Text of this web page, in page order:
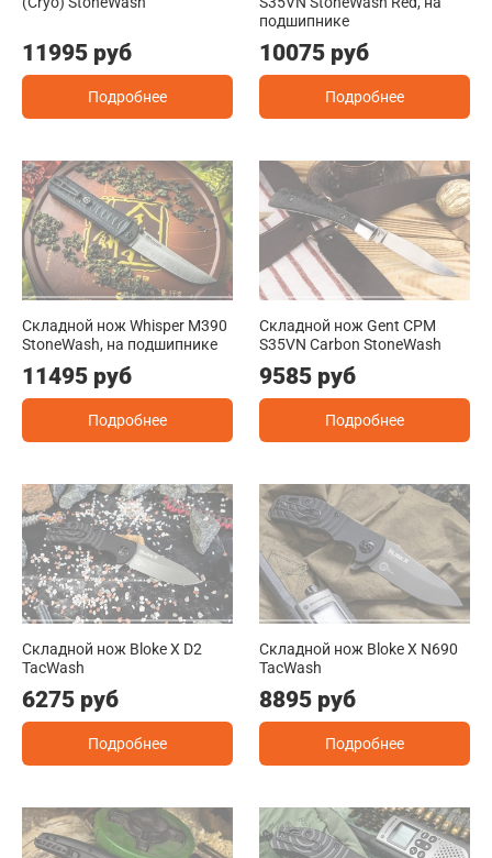
11995 руб
Подробнее
подшипнике
10075 руб
Подробнее
Складной нож Whisper M390
StoneWash, на подшипнике
11495 руб
Подробнее
Складной нож Gent CPM
S35VN Carbon StoneWash
9585 руб
Подробнее
Складной нож Bloke X D2
TacWash
6275 руб
Подробнее
Складной нож Bloke X N690
TacWash
8895 руб
Подробнее